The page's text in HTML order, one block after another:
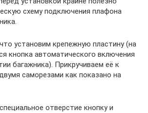
схему подключения плафона
установим крепежную пластину (на
кнопка автоматического включения
багажника). Прикручиваем её к
саморезами как показано на
отверстие кнопку и